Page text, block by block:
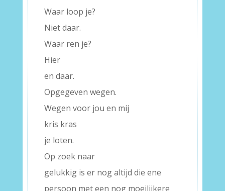
Waar loop je?
Niet daar.
Waar ren je?
Hier
en daar.
Opgegeven wegen.
Wegen voor jou en mij
kris kras
je loten.
Op zoek naar
gelukkig is er nog altijd die ene
persoon met een nog moeilijkere